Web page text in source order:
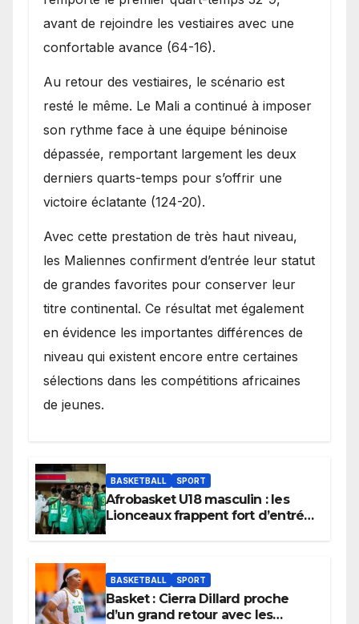
avant de rejoindre les vestiaires avec une
confortable avance (64-16).
Au retour des vestiaires, le scénario est
resté le même. Le Mali a continué à imposer
son rythme face à une équipe béninoise
dépassée, remportant largement les deux
derniers quarts-temps pour s’offrir une
victoire éclatante (124-20).
Avec cette prestation de très haut niveau,
les Maliennes confirment d’entrée leur statut
de grandes favorites pour conserver leur
titre continental. Ce résultat met également
en évidence les importantes différences de
niveau qui existent encore entre certaines
sélections dans les compétitions africaines
de jeunes.
BASKETBALL SPORT
Afrobasket U18 masculin : les
Lionceaux frappent fort d’entrée
BASKETBALL SPORT
Basket : Cierra Dillard proche
d’un grand retour avec les